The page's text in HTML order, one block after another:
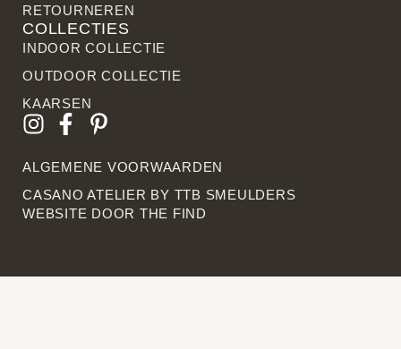
RETOURNEREN
COLLECTIES
INDOOR COLLECTIE
OUTDOOR COLLECTIE
KAARSEN
ALGEMENE VOORWAARDEN
CASANO ATELIER BY TTB SMEULDERS
WEBSITE DOOR THE FIND